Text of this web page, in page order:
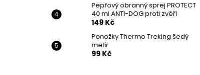
Pepřový obranný sprej PROTECT
40 ml ANTI-DOG proti zvěři
149 Kč
Ponožky Thermo Treking šedý
melír
99 Kč